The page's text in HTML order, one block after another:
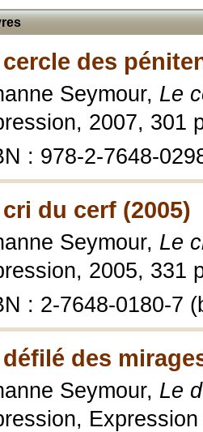
des
Seymour, Le
2007, 301
: 978-2-7648-
du cerf (2005)
Seymour, Le
2005, 331
: 2-7648-0180-7
des
Seymour, Le